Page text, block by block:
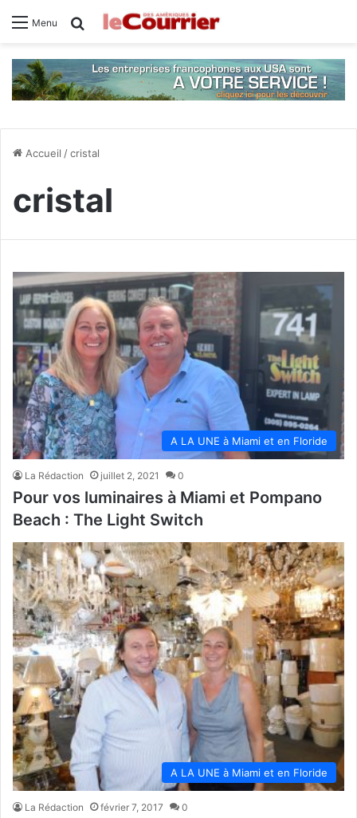
Menu Rechercher
Accueil /cristal
cristal
A LA UNE à Miami et en Floride
La Rédaction juillet 2, 2021 0
Pour vos luminaires à Miami et Pompano
Beach : The Light Switch
A LA UNE à Miami et en Floride
La Rédaction février 7, 2017 0